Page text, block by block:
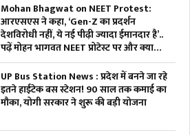
Mohan Bhagwat on NEET Protest:
आरएसएस ने कहा, ‘Gen-Z का प्रदर्शन
देशविरोधी नहीं, ये नई पीढ़ी ज्यादा ईमानदार है’..
पढ़ें मोहन भागवत NEET प्रोटेस्ट पर और क्या
कहा
UP Bus Station News : प्रदेश में बनने जा रहे
इतने हाईटेक बस स्टेशन! 90 साल तक कमाई का
मौका, योगी सरकार ने शुरू की बड़ी योजना